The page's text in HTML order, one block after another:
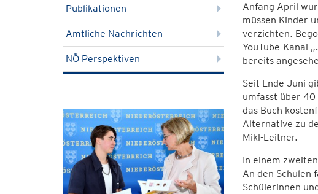
Publikationen
Amtliche Nachrichten
NÖ Perspektiven
Anfang April
müssen Kinder
verzichten.
YouTube-Kanal
bereits
Seit Ende Juni
umfasst über
das Buch
Alternative zu
Mikl-Leitner.
In einem
An den Schulen
Schülerinnen